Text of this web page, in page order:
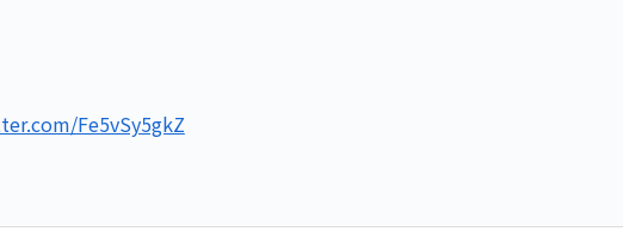
Fe5vSy5gkZ